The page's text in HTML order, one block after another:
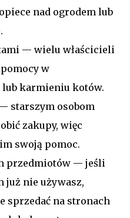
nad ogrodem lub
— wielu właścicieli
w
karmieniu kotów.
starszym osobom
zakupy, więc
swoją pomoc.
przedmiotów — jeśli
już nie używasz,
sprzedać na stronach